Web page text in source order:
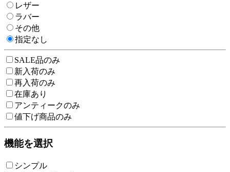
レザー
ラバー
その他
指定なし
SALE品のみ
新入荷のみ
再入荷のみ
在庫あり
アンティークのみ
値下げ商品のみ
機能を選択
シンプル